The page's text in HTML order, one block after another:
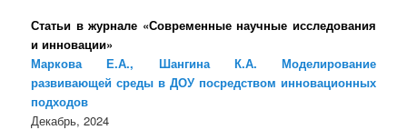
Статьи в журнале «Современные научные исследования
и инновации»
Маркова Е.А., Шангина К.А. Моделирование
развивающей среды в ДОУ посредством инновационных
подходов
Декабрь, 2024